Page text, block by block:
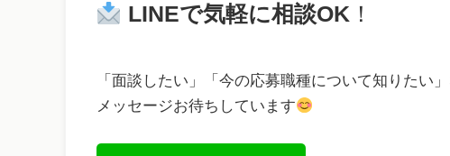
LINEで気軽に相談OK ！
「面談したい」「今の応募職種について知りたい
メッセージお待ちしています